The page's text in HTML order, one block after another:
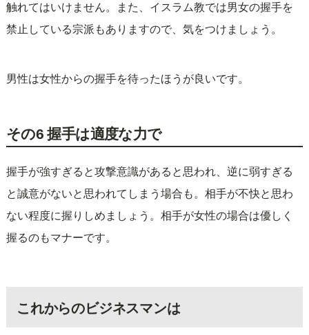
触れてはいけません。また、イスラム教では男女の握手を
禁止している宗派もありますので、気をつけましょう。
男性は女性からの握手を待ったほうが良いです。
その6 握手は適度な力で
握手が強すぎると攻撃意識があると思われ、逆に弱すぎる
と誠意がないと思われてしまう場合も。相手が不快と思わ
ない程度に握りしめましょう。相手が女性の場合は優しく
握るのもマナーです。
これからのビジネスマンは